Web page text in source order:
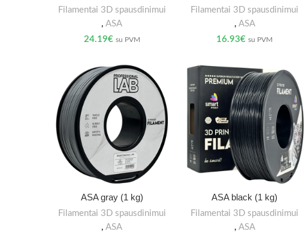
Filamentai 3D spausdinimui
,ASA
24.19€ su PVM
Filamentai 3D spausdinimui
, ASA
16.93€ su PVM
ASA gray (1 kg)
Filamentai 3D spausdinimui
,ASA
ASA black (1 kg)
Filamentai 3D spausdinimui
, ASA